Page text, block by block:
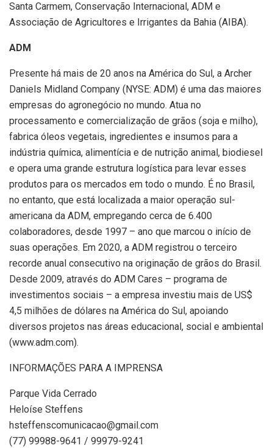
Santa Carmem, Conservação Internacional, ADM e
Associação de Agricultores e Irrigantes da Bahia (AIBA).
ADM
Presente há mais de 20 anos na América do Sul, a Archer
Daniels Midland Company (NYSE: ADM) é uma das maiores
empresas do agronegócio no mundo. Atua no
processamento e comercialização de grãos (soja e milho),
fabrica óleos vegetais, ingredientes e insumos para a
indústria química, alimentícia e de nutrição animal, biodiesel
e opera uma grande estrutura logística para levar esses
produtos para os mercados em todo o mundo. É no Brasil,
no entanto, que está localizada a maior operação sul-
americana da ADM, empregando cerca de 6.400
colaboradores, desde 1997 – ano que marcou o início de
suas operações. Em 2020, a ADM registrou o terceiro
recorde anual consecutivo na originação de grãos do Brasil.
Desde 2009, através do ADM Cares – programa de
investimentos sociais – a empresa investiu mais de US$
4,5 milhões de dólares na América do Sul, apoiando
diversos projetos nas áreas educacional, social e ambiental
(www.adm.com).
INFORMAÇÕES PARA A IMPRENSA
Parque Vida Cerrado
Heloíse Steffens
hsteffenscomunicacao@gmail.com
(77) 99988-9641 / 99979-9241